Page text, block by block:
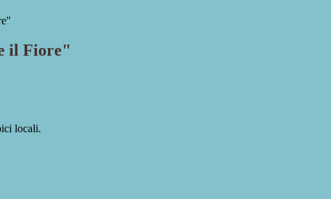
il Fiore"
locali.